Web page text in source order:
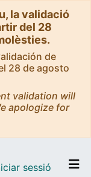
la validació
del 28
de
28 de agosto
validation will
apologize for
sessió (current)